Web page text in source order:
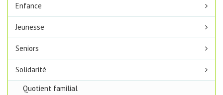
Enfance
Jeunesse
Seniors
Solidarité
Quotient familial